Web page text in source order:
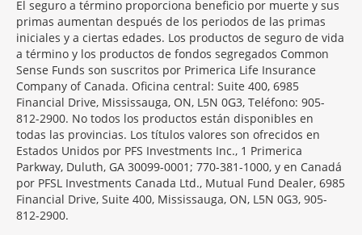
El seguro a término proporciona beneficio por muerte y sus
primas aumentan después de los periodos de las primas
iniciales y a ciertas edades. Los productos de seguro de vida
a término y los productos de fondos segregados Common
Sense Funds son suscritos por Primerica Life Insurance
Company of Canada. Oficina central: Suite 400, 6985
Financial Drive, Mississauga, ON, L5N 0G3, Teléfono: 905-
812-2900. No todos los productos están disponibles en
todas las provincias. Los títulos valores son ofrecidos en
Estados Unidos por PFS Investments Inc., 1 Primerica
Parkway, Duluth, GA 30099-0001; 770-381-1000, y en Canadá
por PFSL Investments Canada Ltd., Mutual Fund Dealer, 6985
Financial Drive, Suite 400, Mississauga, ON, L5N 0G3, 905-
812-2900.